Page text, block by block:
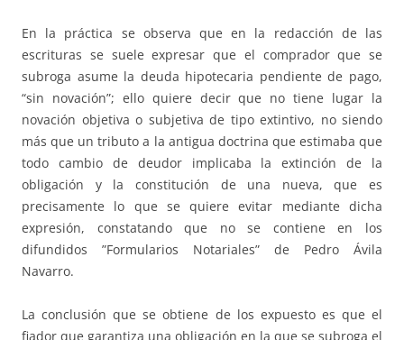
En la práctica se observa que en la redacción de las
escrituras se suele expresar que el comprador que se
subroga asume la deuda hipotecaria pendiente de pago,
“sin novación”; ello quiere decir que no tiene lugar la
novación objetiva o subjetiva de tipo extintivo, no siendo
más que un tributo a la antigua doctrina que estimaba que
todo cambio de deudor implicaba la extinción de la
obligación y la constitución de una nueva, que es
precisamente lo que se quiere evitar mediante dicha
expresión, constatando que no se contiene en los
difundidos ”Formularios Notariales” de Pedro Ávila
Navarro.
La conclusión que se obtiene de los expuesto es que el
fiador que garantiza una obligación en la que se subroga el